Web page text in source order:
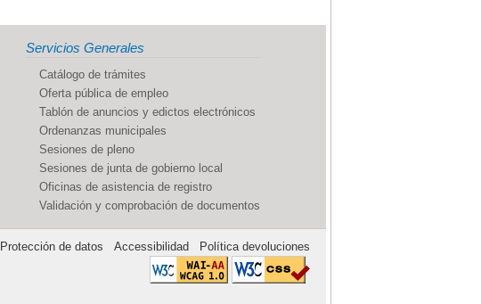
Servicios Generales
Catálogo de trámites
Oferta pública de empleo
Tablón de anuncios y edictos electrónicos
Ordenanzas municipales
Sesiones de pleno
Sesiones de junta de gobierno local
Oficinas de asistencia de registro
Validación y comprobación de documentos
Protección de datos Accessibilidad Política devoluciones